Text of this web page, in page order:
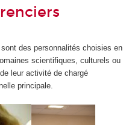
des personnalités choisies en
scientifiques, culturels ou
leur activité de chargé
principale.